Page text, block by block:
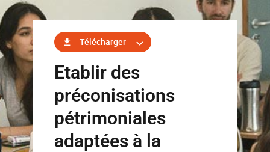
Télécharger
Etablir des
préconisations
pétrimoniales
adaptées à la